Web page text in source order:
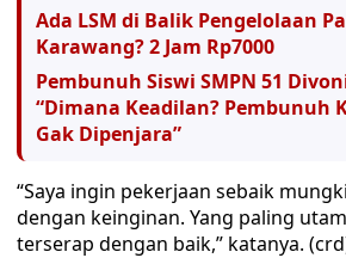
Ada LSM di Balik Pengelolaan
Karawang? 2 Jam Rp7000
Pembunuh Siswi SMPN 51
“Dimana Keadilan? Pembunuh
Gak Dipenjara”
“Saya ingin pekerjaan sebaik
dengan keinginan. Yang paling
terserap dengan baik,” katanya.